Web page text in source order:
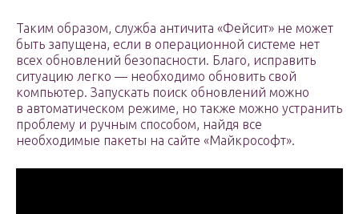
Таким образом, служба античита «Фейсит» не может
быть запущена, если в операционной системе нет
всех обновлений безопасности. Благо, исправить
ситуацию легко — необходимо обновить свой
компьютер. Запускать поиск обновлений можно
в автоматическом режиме, но также можно устранить
проблему и ручным способом, найдя все
необходимые пакеты на сайте «Майкрософт».